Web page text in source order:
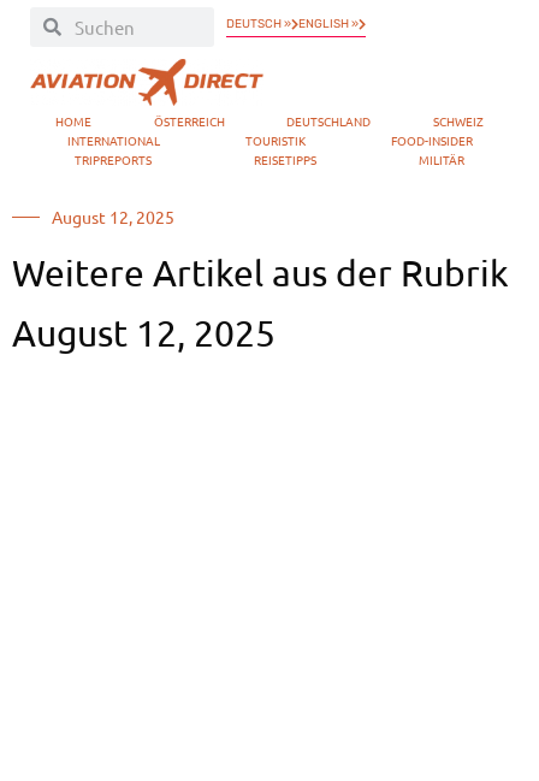
DEUTSCH » ENGLISH »
HOME ÖSTERREICH DEUTSCHLAND
SCHWEIZ
INTERNATIONAL
TOURISTIK
FOOD-INSIDER
TRIPREPORTS
REISETIPPS MILITÄR
August 12, 2025
Weitere Artikel aus der Rubrik
August 12, 2025